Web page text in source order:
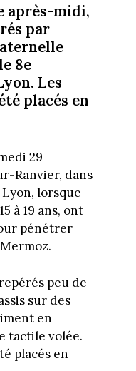
après-midi,
par
8e
Les
placés en
29
Ranvier, dans
lorsque
à 19 ans, ont
pénétrer
peu de
sur des
en
tactile volée.
placés en